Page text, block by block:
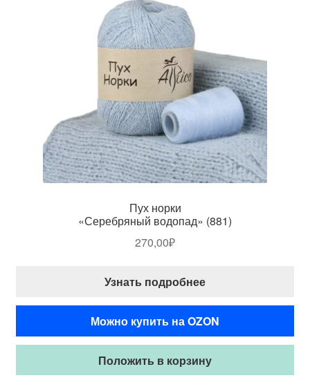
Пух норки
«Серебряный водопад» (881)
270,00₽
Узнать подробнее
Можно купить на OZON
Положить в корзину